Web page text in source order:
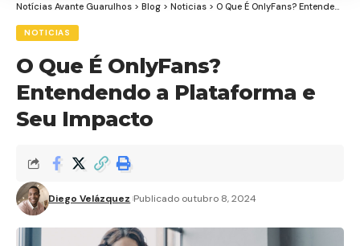
Notícias Avante Guarulhos > Blog > Noticias > O Que É OnlyFans? Entendendo a Plataforma e Seu Impacto
NOTICIAS
O Que É OnlyFans?
Entendendo a Plataforma e
Seu Impacto
Diego Velázquez Publicado outubro 8, 2024